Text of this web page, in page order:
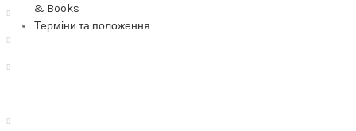
& Books
Терміни та положення